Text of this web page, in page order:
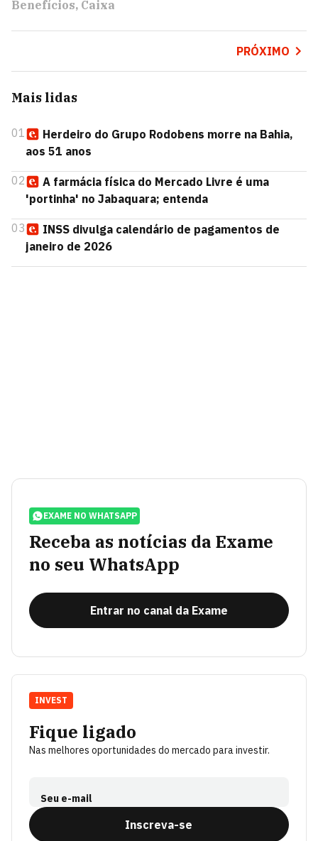
Benefícios Caixa
PRÓXIMO
Mais lidas
01
Herdeiro do Grupo Rodobens morre na Bahia,
aos 51 anos
02
A farmácia física do Mercado Livre é uma
'portinha' no Jabaquara; entenda
03
INSS divulga calendário de pagamentos de
janeiro de 2026
EXAME NO WHATSAPP
Receba as notícias da Exame
no seu WhatsApp
Entrar no canal da Exame
Fique ligado
Nas melhores oportunidades do mercado para investir.
Seu e-mail
Inscreva-se
INVEST